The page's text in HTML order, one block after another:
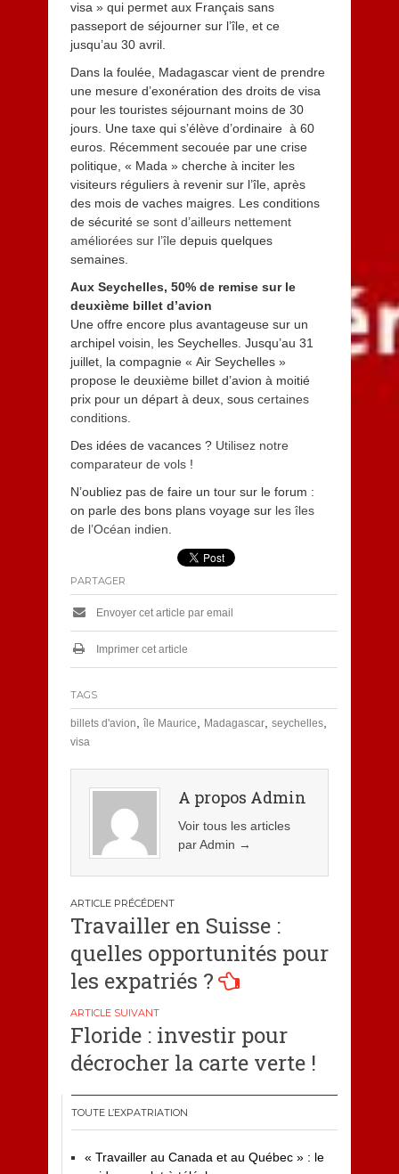
visa » qui permet aux Français sans
passeport de séjourner sur l’île, et ce
jusqu’au 30 avril.
Dans la foulée, Madagascar vient de prendre
une mesure d’exonération des droits de visa
pour les touristes séjournant moins de 30
jours. Une taxe qui s’élève d’ordinaire à 60
euros. Récemment secouée par une crise
politique, « Mada » cherche à inciter les
visiteurs réguliers à revenir sur l’île, après
des mois de vaches maigres. Les conditions
de sécurité se sont d’ailleurs nettement
améliorées sur l’île depuis quelques
semaines.
Aux Seychelles, 50% de remise sur le
deuxième billet d’avion
Une offre encore plus avantageuse sur un
archipel voisin, les Seychelles. Jusqu’au 31
juillet, la compagnie « Air Seychelles »
propose le deuxième billet d’avion à moitié
prix pour un départ à deux, sous certaines
conditions.
Des idées de vacances ? Utilisez notre
comparateur de vols!
N’oubliez pas de faire un tour sur le forum :
on parle des bons plans voyage sur les îles
de l’Océan indien
PARTAGER
Envoyer cet article par email
Imprimer cet article
TAGS
billets d'avion île Maurice Madagascar, seychelles,
visa
A propos Admin
Voir tous les articles
par Admin →
Navigation
de
l’article
Travailler en Suisse :
quelles opportunités pour
les expatriés ?
Floride : investir pour
décrocher la carte verte !
TOUTE L’EXPATRIATION
« Travailler au Canada et au Québec » : le